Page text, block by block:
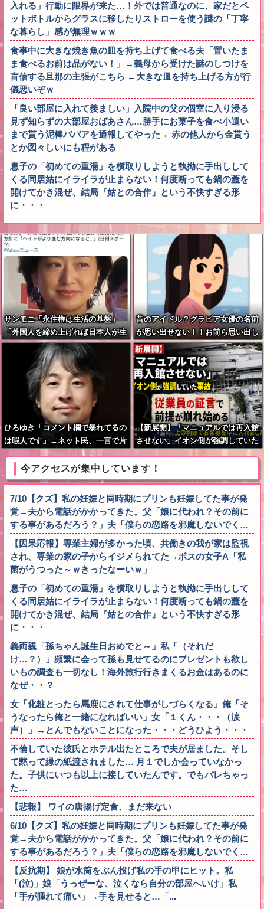
入れる」行動に限界が来た…！外では普通なのに、家だとペ
ットボトルからグラスに移したりストローを使う謎の「丁寧
な暮らし」感が無理ｗｗｗ
食事中に大きな焼き魚の皿を持ち上げて食べる夫「置いたま
ま食べるお前は品がない！」→義母から受けた謎のしつけを
盲信する旦那の主張がこちら ←大きな皿を持ち上げる方が行
儀悪いぞｗ
「良い部屋に入れて羨ましい」入院中の父の個室に入り浸る
見ず知らずの大部屋おばあさん…勝手にお菓子を食べ小遣い
まで貰う泥棒ババアを通報してやった ←赤の他人から金貰う
とか図々しいにも程がある
息子の「初めての重湯」を横取りしようと執拗に手出しして
くる同居姑にイライラが止まらない！何度断っても鍋の蓋を
開けてかき混ぜ、結局『姑との合作』という不快すぎる形
に・・・
サンモニ「永住権は生活の基盤」
「外国人を締め上げれば日本人が生
きやすくなる発想間違い」「ヘイ
昔のアイドル？グラビア女優の名前
が思い出せない！！お前ら思い出し
てくれ
ひろゆき「コメント欄で暴れてるの
は暇人です」→ネット民、一言で片
付けられてしまうｗｗｗｗｗ
【新展開】「マニュアルでは再入館
させない」イオン側が強調していた
事故、従業員の証言で前提が崩れ始
める
今アクセスが集中しています！
7/10【クズ】私の妊娠と同時期にプリンも妊娠してた事が発
覚→夫から電話がかかってきた。父「娘に代われ？その前に
する事があるだろう？」夫「僕らの恋路を邪魔しないでく…
【因果応報】専業主婦が多かった頃、共働きの我が家は監視
され、専業の家の子からイジメられてた→ボスの女子A「私
菌がうつった～ｗきったなーいｗ」
息子の「初めての重湯」を横取りしようと執拗に手出しして
くる同居姑にイライラが止まらない！何度断っても鍋の蓋を
開けてかき混ぜ、結局『姑との合作』という不快すぎる形
に・・・
義両親「孫ちゃん誕生日おめでと～」私「（それだ
け…？）」頻繁に会って孫も見せてるのにプレゼントも欲し
いもの調査も一切なし！海外旅行行きまくるお金はあるのに
なぜ・・？
女「化粧とったら馬鹿にされて仕事がしづらくなる」俺「そ
うなったら俺と一緒になればいい」女「１くん・・・（涙
声）」→とんでもないことになった・・・どうひよう・・・
不倫していた彼氏とホテル出たところで夫が居ました。そし
て黙って緑の紙渡されました… 月１でしか会っていなかっ
た。子供にいつも以上に接していたんです。でもバレちゃっ
た…
【悲報】 ワイの唐揚げ定食、まだ来ない
6/10【クズ】私の妊娠と同時期にプリンも妊娠してた事が発
覚→夫から電話がかかってきた。父「娘に代われ？その前に
する事があるだろう？」夫「僕らの恋路を邪魔しないでく…
【反抗期】 娘が水筒をぶん投げ私の手の甲にヒット。私
「(泣)」娘「うっぜーな、泣くなら自分の部屋へいけ」私
「手が腫れて痛い」→手を見せると…「...